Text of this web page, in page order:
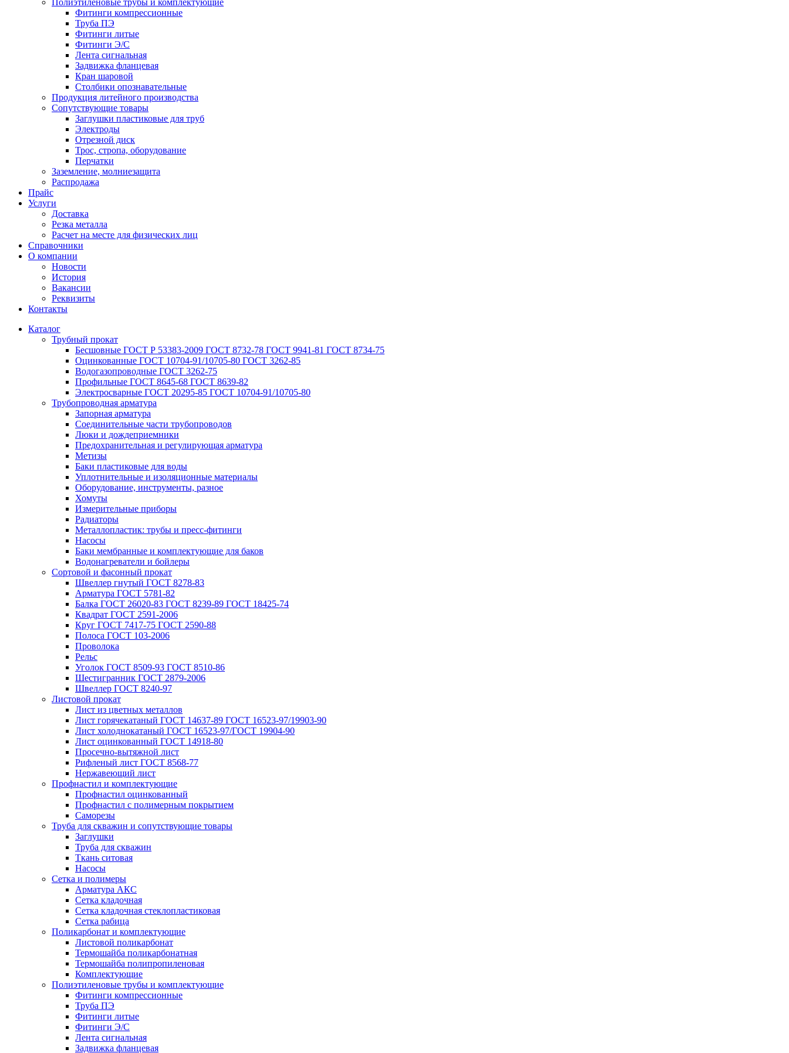
Полиэтиленовые трубы и комплектующие
Фитинги компрессионные
Труба ПЭ
Фитинги литые
Фитинги Э/С
Лента сигнальная
Задвижка фланцевая
Кран шаровой
Столбики опознавательные
Продукция литейного производства
Сопутствующие товары
Заглушки пластиковые для труб
Электроды
Отрезной диск
Трос, стропа, оборудование
Перчатки
Заземление, молниезащита
Распродажа
Прайс
Услуги
Доставка
Резка металла
Расчет на месте для физических лиц
Справочники
О компании
Новости
История
Вакансии
Реквизиты
Контакты
Каталог
Трубный прокат
Беcшовные ГОСТ Р 53383-2009 ГОСТ 8732-78 ГОСТ 9941-81 ГОСТ 8734-75
Оцинкованные ГОСТ 10704-91/10705-80 ГОСТ 3262-85
Водогазопроводные ГОСТ 3262-75
Профильные ГОСТ 8645-68 ГОСТ 8639-82
Электросварные ГОСТ 20295-85 ГОСТ 10704-91/10705-80
Трубопроводная арматура
Запорная арматура
Соединительные части трубопроводов
Люки и дождеприемники
Предохранительная и регулирующая арматура
Метизы
Баки пластиковые для воды
Уплотнительные и изоляционные материалы
Оборудование, инструменты, разное
Хомуты
Измерительные приборы
Радиаторы
Металлопластик: трубы и пресс-фитинги
Насосы
Баки мембранные и комплектующие для баков
Водонагреватели и бойлеры
Сортовой и фасонный прокат
Швеллер гнутый ГОСТ 8278-83
Арматура ГОСТ 5781-82
Балка ГОСТ 26020-83 ГОСТ 8239-89 ГОСТ 18425-74
Квадрат ГОСТ 2591-2006
Круг ГОСТ 7417-75 ГОСТ 2590-88
Полоса ГОСТ 103-2006
Проволока
Рельс
Уголок ГОСТ 8509-93 ГОСТ 8510-86
Шестигранник ГОСТ 2879-2006
Швеллер ГОСТ 8240-97
Листовой прокат
Лист из цветных металлов
Лист горячекатаный ГОСТ 14637-89 ГОСТ 16523-97/19903-90
Лист холоднокатаный ГОСТ 16523-97/ГОСТ 19904-90
Лист оцинкованный ГОСТ 14918-80
Просечно-вытяжной лист
Рифленый лист ГОСТ 8568-77
Нержавеющий лист
Профнастил и комплектующие
Профнастил оцинкованный
Профнастил с полимерным покрытием
Саморезы
Труба для скважин и сопутствующие товары
Заглушки
Труба для скважин
Ткань ситовая
Насосы
Сетка и полимеры
Арматура АКС
Сетка кладочная
Сетка кладочная стеклопластиковая
Сетка рабица
Поликарбонат и комплектующие
Листовой поликарбонат
Термошайба поликарбонатная
Термошайба полипропиленовая
Комплектующие
Полиэтиленовые трубы и комплектующие
Фитинги компрессионные
Труба ПЭ
Фитинги литые
Фитинги Э/С
Лента сигнальная
Задвижка фланцевая